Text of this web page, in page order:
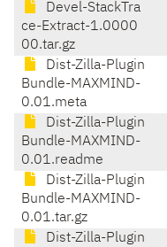
Devel-StackTra
ce-Extract-1.0000
00.tar.gz
Dist-Zilla-Plugin
Bundle-MAXMIND-
0.01.meta
Dist-Zilla-Plugin
Bundle-MAXMIND-
0.01.readme
Dist-Zilla-Plugin
Bundle-MAXMIND-
0.01.tar.gz
Dist-Zilla-Plugin